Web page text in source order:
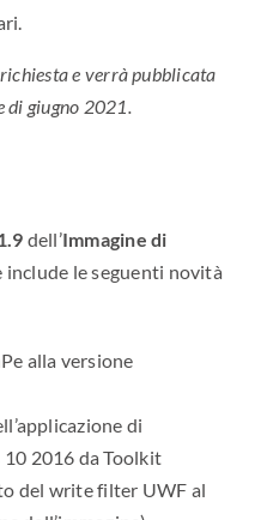
e verrà pubblicata
di giugno 2021.
dell’Immagine di
include le seguenti novità
alla versione
di
10 2016 da Toolkit
del write filter UWF al